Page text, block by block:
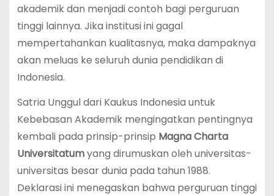
akademik dan menjadi contoh bagi perguruan
tinggi lainnya. Jika institusi ini gagal
mempertahankan kualitasnya, maka dampaknya
akan meluas ke seluruh dunia pendidikan di
Indonesia.
Satria Unggul dari Kaukus Indonesia untuk
Kebebasan Akademik mengingatkan pentingnya
kembali pada prinsip-prinsip Magna Charta
Universitatumyang dirumuskan oleh universitas-
universitas besar dunia pada tahun 1988.
Deklarasi ini menegaskan bahwa perguruan tinggi